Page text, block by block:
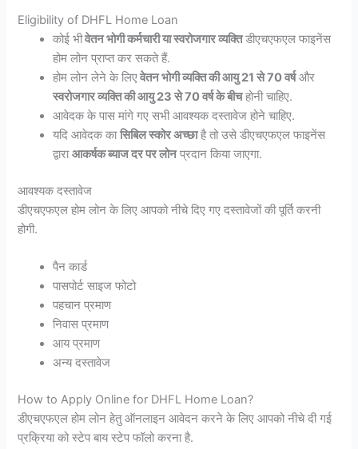
Eligibility of DHFL Home Loan
कोई भीवेतन भोगी कर्मचारी या स्वरोजगार व्यक्तिडीएचएफएल फाइनेंस
होम लोन प्राप्त कर सकते हैं.
होम लोन लेने के लिएवेतन भोगी व्यक्ति की आयु 21 से 70 वर्षऔर
स्वरोजगार व्यक्ति की आयु 23 से 70 वर्ष के बीचहोनी चाहिए.
आवेदक के पास मांगे गए सभी आवश्यक दस्तावेज होने चाहिए.
यदि आवेदक कासिबिल स्कोर अच्छाहै तो उसे डीएचएफएल फाइनेंस
द्वाराआकर्षक ब्याज दर पर लोनप्रदान किया जाएगा.
आवश्यक दस्तावेज
डीएचएफएल होम लोन के लिए आपको नीचे दिए गए दस्तावेजों की पूर्ति करनी
होगी.
पैन कार्ड
पासपोर्ट साइज फोटो
पहचान प्रमाण
निवास प्रमाण
आय प्रमाण
अन्य दस्तावेज
How to Apply Online for DHFL Home Loan?
डीएचएफएल होम लोन हेतु ऑनलाइन आवेदन करने के लिए आपको नीचे दी गई
प्रक्रिया को स्टेप बाय स्टेप फॉलो करना है.